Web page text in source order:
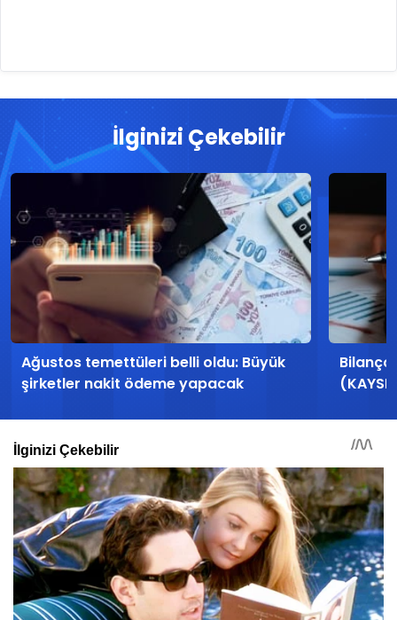
İlginizi Çekebilir
Ağustos temettüleri belli oldu: Büyük
şirketler nakit ödeme yapacak
Bilanço